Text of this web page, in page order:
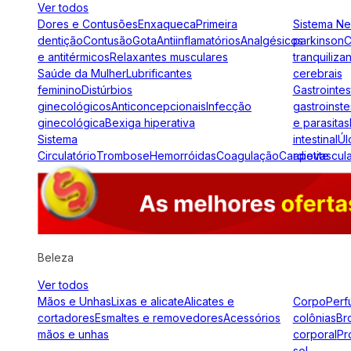
Ver todos
Dores e ContusõesEnxaquecaPrimeira
dentiçãoContusãoGotaAntiinflamatóriosAnalgésicos
e antitérmicosRelaxantes musculares
Saúde da MulherLubrificantes
femininoDistúrbios
ginecológicosAnticoncepcionaisInfecção
ginecológicaBexiga hiperativa
Sistema
CirculatórioTromboseHemorróidasCoagulação
Sistema
parkinson
cerebrais
e parasitas
intestinal
apetite
Beleza
Ver todos
Mãos e UnhasLixas e alicateAlicates e
cortadoresEsmaltes e removedoresAcessórios
mãos e unhas
Corpo
colônias
corporal